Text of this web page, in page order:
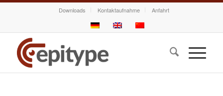
Downloads Kontaktaufnahme Anfahrt